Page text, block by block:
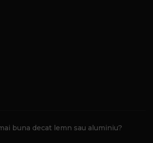
buna decat lemn sau aluminiu?